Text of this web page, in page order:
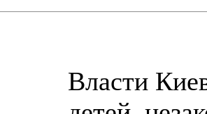
Власти